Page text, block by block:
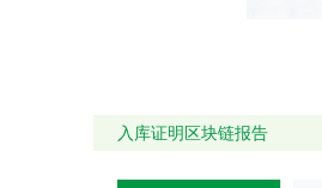
入库证明区块链报告